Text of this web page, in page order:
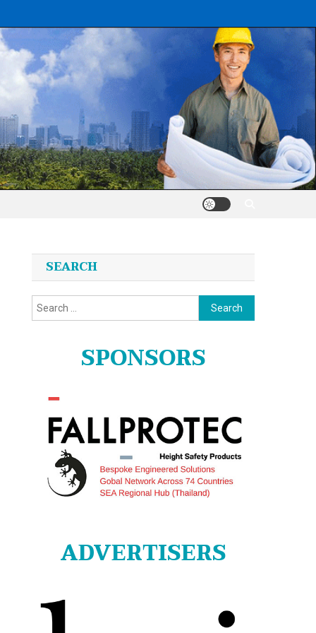
SEARCH
Search
for:
SPONSORS
ADVERTISERS